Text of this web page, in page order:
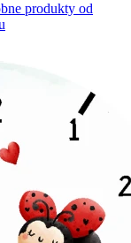
produkty od